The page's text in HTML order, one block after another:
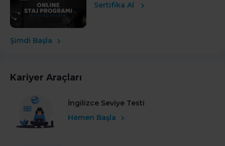
Sertifika Al
Şimdi Başla
Kariyer Araçları
İngilizce Seviye Testi
Hemen Başla